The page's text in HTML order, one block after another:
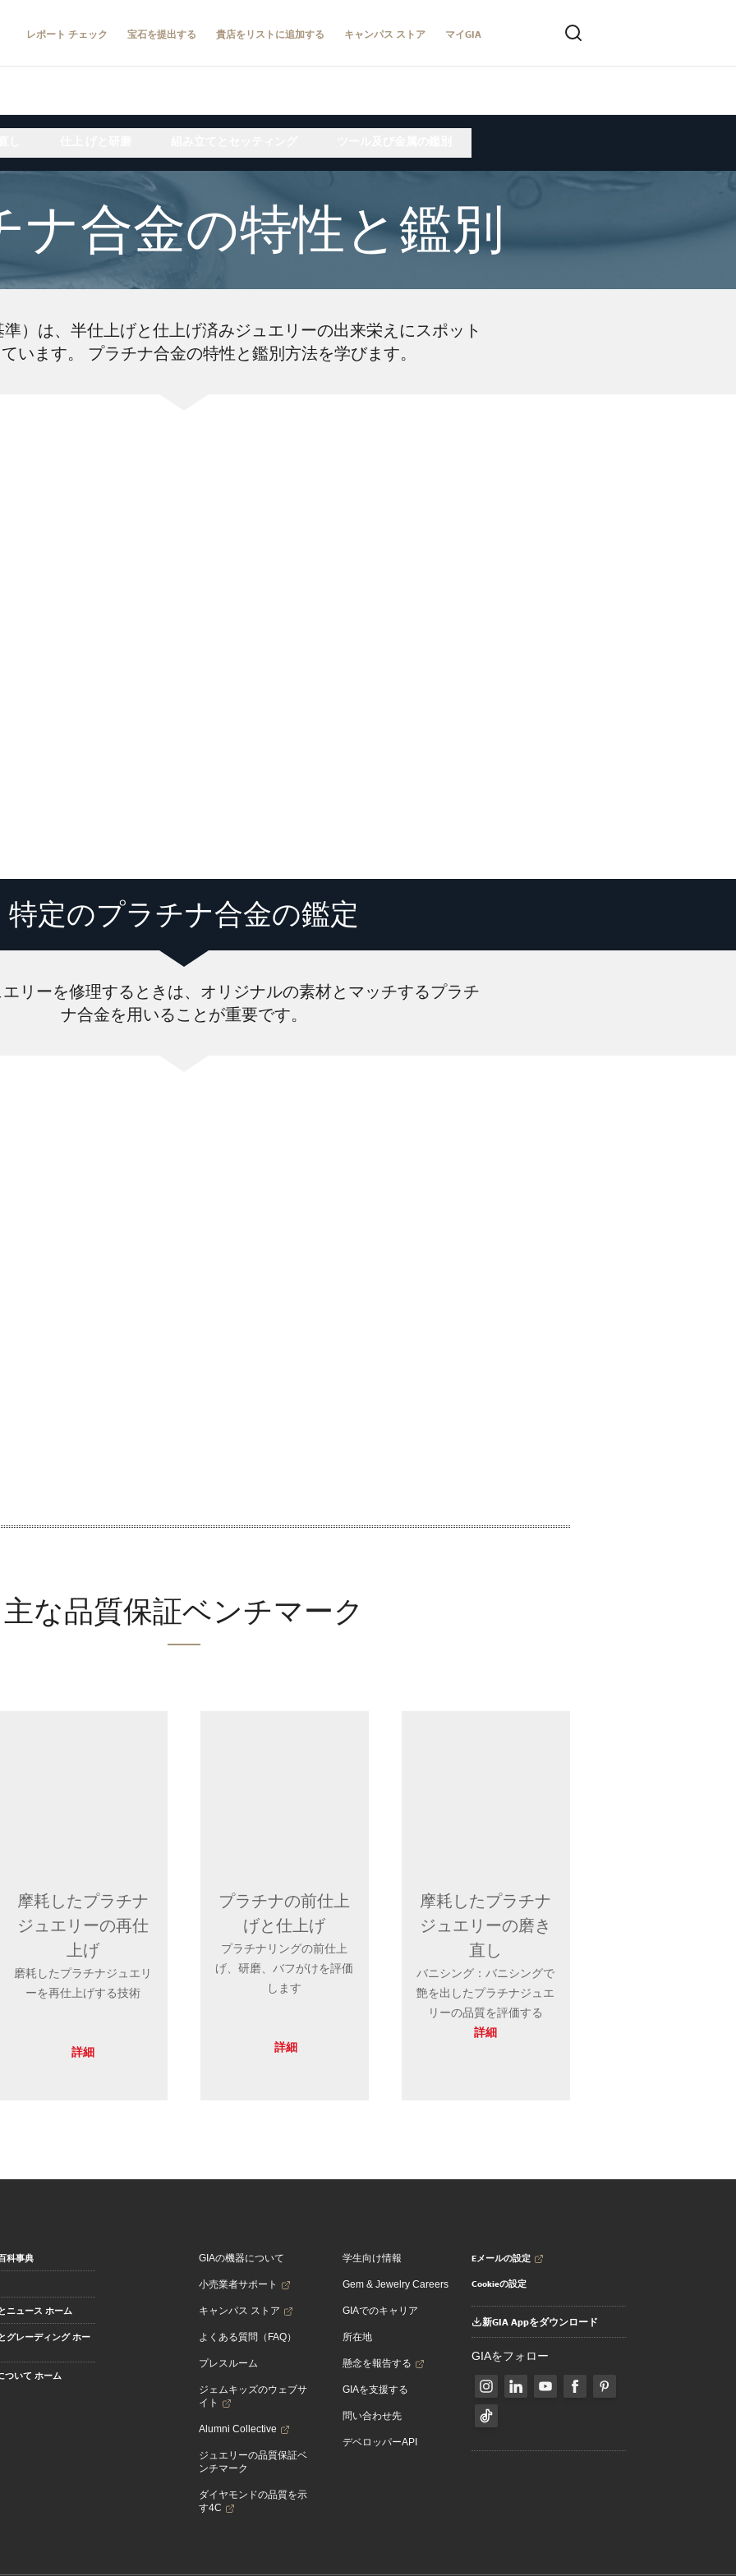
レポート チェック 宝石を提出する 貴店をリストに追加する キャンパス ストア マイGIA
ナ合金の特性と鑑別
準）は、半仕上げと仕上げ済みジュエリーの出来栄えにスポット
います。 プラチナ合金の特性と鑑別方法を学びます。
特定のプラチナ合金の鑑定
リーを修理するときは、オリジナルの素材とマッチするプラチ
ナ合金を用いることが重要です。
主な品質保証ベンチマーク
摩耗したプラチナ
ジュエリーの再仕
上げ
磨耗したプラチナジュエリ
ーを再仕上げする技術
詳細
プラチナの前仕上
げと仕上げ
プラチナリングの前仕上
げ、研磨、バフがけを評価
します
詳細
摩耗したプラチナ
ジュエリーの磨き
直し
バニシング：バニシングで
艶を出したプラチナジュエ
リーの品質を評価する
詳細
科事典
ニュース ホーム
グレーディング ホー
ついて ホーム
GIAの機器について
小売業者サポート
キャンパス ストア
よくある質問（FAQ）
プレスルーム
ジェムキッズのウェブサ
イト
Alumni Collective
ジュエリーの品質保証ベ
ンチマーク
ダイヤモンドの品質を示
す4C
学生向け情報
Gem & Jewelry Careers
GIAでのキャリア
所在地
懸念を報告する
GIAを支援する
問い合わせ先
デベロッパーAPI
Eメールの設定
Cookieの設定
新GIA Appをダウンロード
GIAをフォロー